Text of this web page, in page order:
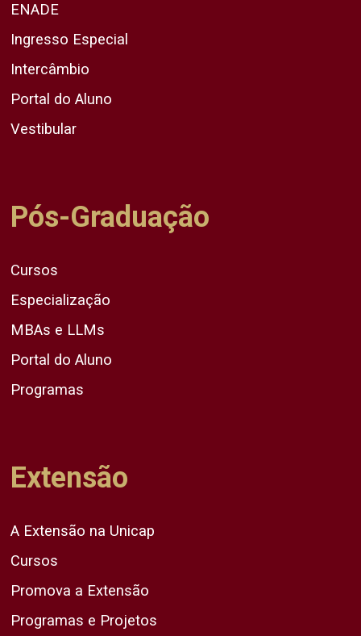
ENADE
Ingresso Especial
Intercâmbio
Portal do Aluno
Vestibular
Pós-Graduação
Cursos
Especialização
MBAs e LLMs
Portal do Aluno
Programas
Extensão
A Extensão na Unicap
Cursos
Promova a Extensão
Programas e Projetos